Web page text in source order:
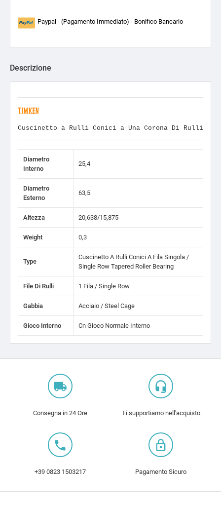
Paypal - (Pagamento Immediato) - Bonifico Bancario
Descrizione
Cuscinetto a Rulli Conici a Una Corona Di Rulli
Diametro
Interno
25,4
Diametro
Esterno
63,5
Altezza 20,638/15,875
Weight 0,3
Type
Cuscinetto A Rulli Conici A Fila Singola /
Single Row Tapered Roller Bearing
File Di Rulli 1 Fila / Single Row
Gabbia Acciaio / Steel Cage
Gioco Interno Cn Gioco Normale Interno
local_shipping
Consegna in 24 Ore
headset_mic
Ti supportiamo nell'acquisto
local_phone
+39 0823 1503217
lock_outline
Pagamento Sicuro